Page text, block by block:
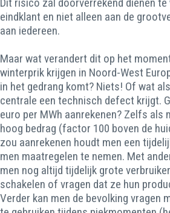
eindklant en niet alleen aan de
aan iedereen.
Maar wat verandert dit op het
winterprik krijgen in Noord-West
in het gedrang komt? Niets! Of wat
centrale een technisch defect krijgt.
euro per MWh aanrekenen? Zelfs als
hoog bedrag (factor 100 boven de
zou aanrekenen houdt men een
men maatregelen te nemen. Met
men nog altijd tijdelijk grote
schakelen of vragen dat ze hun
Verder kan men de bevolking vragen